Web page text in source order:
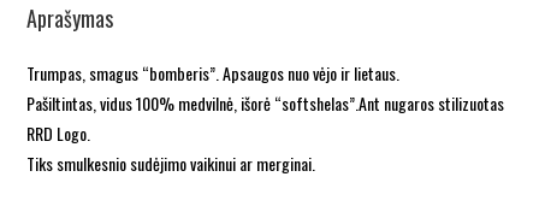
Aprašymas
Trumpas, smagus “bomberis”. Apsaugos nuo vėjo ir lietaus.
Pašiltintas, vidus 100% medvilnė, išorė “softshelas”.Ant nugaros stilizuotas
RRD Logo.
Tiks smulkesnio sudėjimo vaikinui ar merginai.